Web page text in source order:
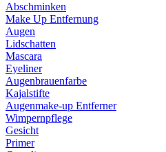
Abschminken
Make Up Entfernung
Augen
Lidschatten
Mascara
Eyeliner
Augenbrauenfarbe
Kajalstifte
Augenmake-up Entferner
Wimpernpflege
Gesicht
Primer